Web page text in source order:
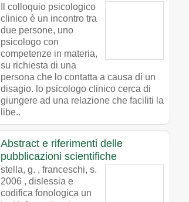
Il colloquio psicologico
clinico è un incontro tra
due persone, uno
psicologo con
competenze in materia,
su richiesta di una
persona che lo contatta a causa di un
disagio. lo psicologo clinico cerca di
giungere ad una relazione che faciliti la
libe..
Abstract e riferimenti delle
pubblicazioni scientifiche
stella, g. , franceschi, s.
2006 , dislessia e
codifica fonologica un